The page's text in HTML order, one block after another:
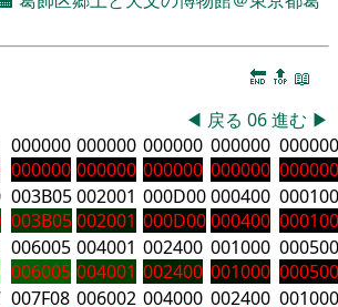
🔚 🔝 📖
◀ 戻る 06進む ▶
000000
000000
000000
000000
000000
000000
000000
000000
000000
000000
003B05
003B05
002001
002001
000D00
000D00
000400
000400
000100
000100
006005
006005
004001
004001
002400
002400
001000
001000
000500
000500
007F08 006002 004000 002400 001000